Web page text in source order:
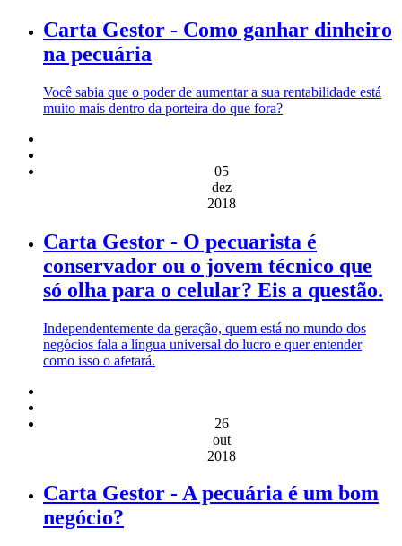
Carta Gestor - Como ganhar dinheiro
na pecuária
Você sabia que o poder de aumentar a sua rentabilidade está
muito mais dentro da porteira do que fora?
05
dez
2018
Carta Gestor - O pecuarista é
conservador ou o jovem técnico que
só olha para o celular? Eis a questão.
Independentemente da geração, quem está no mundo dos
negócios fala a língua universal do lucro e quer entender
como isso o afetará.
26
out
2018
Carta Gestor - A pecuária é um bom
negócio?